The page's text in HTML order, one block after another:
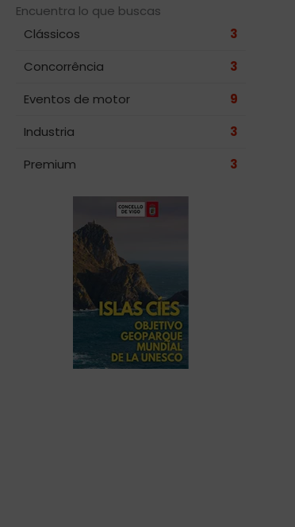
Encuentra lo que buscas
Clássicos
3
Concorrência
3
Eventos de motor
9
Industria
3
Premium
3